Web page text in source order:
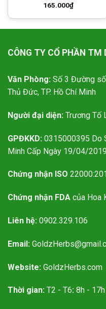
165.000₫
CÔNG TY CỔ PHẦN TM
Văn Phòng: Số 3 Đường số
Thủ Đức, TP. Hồ Chí Minh
Người đại diện: Trương Tố
GPĐKKD: 0315000395 Do
Minh Cấp Ngày 19/04/2019
Chứng nhận ISO
Chứng nhận FDA của Hoa
Liên hệ: 0902.329.106
Email:
Website: GoldzHerbs.com
Thời gian: T2 - T6: 8h -